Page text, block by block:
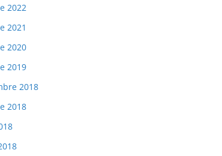
2022
2021
2020
2019
2018
2018